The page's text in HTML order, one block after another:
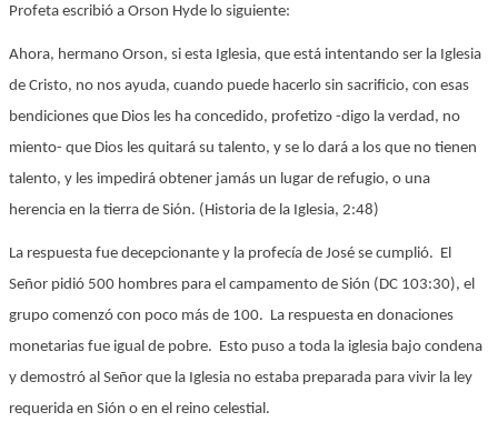
Profeta escribió a Orson Hyde lo siguiente:
Ahora, hermano Orson, si esta Iglesia, que está intentando ser la Iglesia
de Cristo, no nos ayuda, cuando puede hacerlo sin sacrificio, con esas
bendiciones que Dios les ha concedido, profetizo -digo la verdad, no
miento- que Dios les quitará su talento, y se lo dará a los que no tienen
talento, y les impedirá obtener jamás un lugar de refugio, o una
herencia en la tierra de Sión. (Historia de la Iglesia, 2:48)
La respuesta fue decepcionante y la profecía de José se cumplió. El
Señor pidió 500 hombres para el campamento de Sión (DC 103:30), el
grupo comenzó con poco más de 100. La respuesta en donaciones
monetarias fue igual de pobre. Esto puso a toda la iglesia bajo condena
y demostró al Señor que la Iglesia no estaba preparada para vivir la ley
requerida en Sión o en el reino celestial.